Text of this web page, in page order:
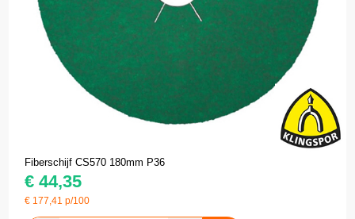
Fiberschijf CS570 180mm P36
€ 44,35
€ 177,41 p/100